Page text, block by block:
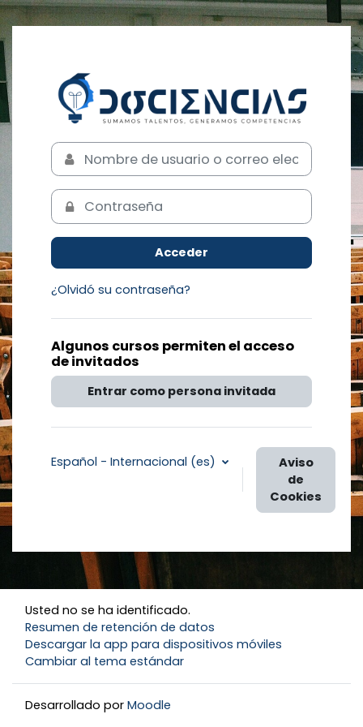
Salta al contenido principal
Entrar a
Nombre de usuario o correo electrónico
Contraseña
Acceder
¿Olvidó su contraseña?
Algunos cursos permiten el acceso
de invitados
Entrar como persona invitada
Español - Internacional ‎(es)‎
Aviso
de
Cookies
Usted no se ha identificado.
Resumen de retención de datos
Descargar la app para dispositivos móviles
Cambiar al tema estándar
Desarrollado por Moodle